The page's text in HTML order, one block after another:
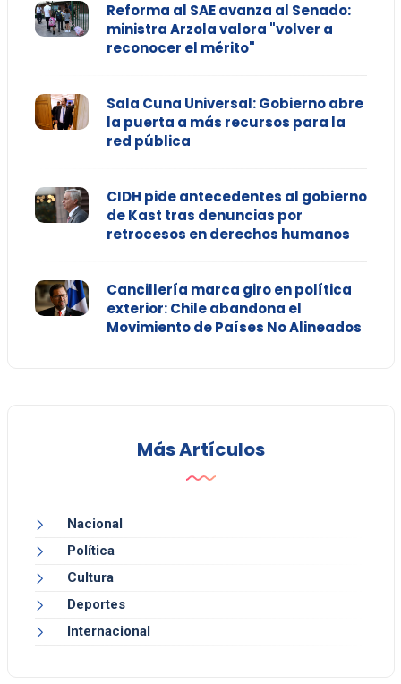
Reforma al SAE avanza al Senado:
ministra Arzola valora "volver a
reconocer el mérito"
Sala Cuna Universal: Gobierno abre
la puerta a más recursos para la
red pública
CIDH pide antecedentes al gobierno
de Kast tras denuncias por
retrocesos en derechos humanos
Cancillería marca giro en política
exterior: Chile abandona el
Movimiento de Países No Alineados
Más Artículos
Nacional
Política
Cultura
Deportes
Internacional